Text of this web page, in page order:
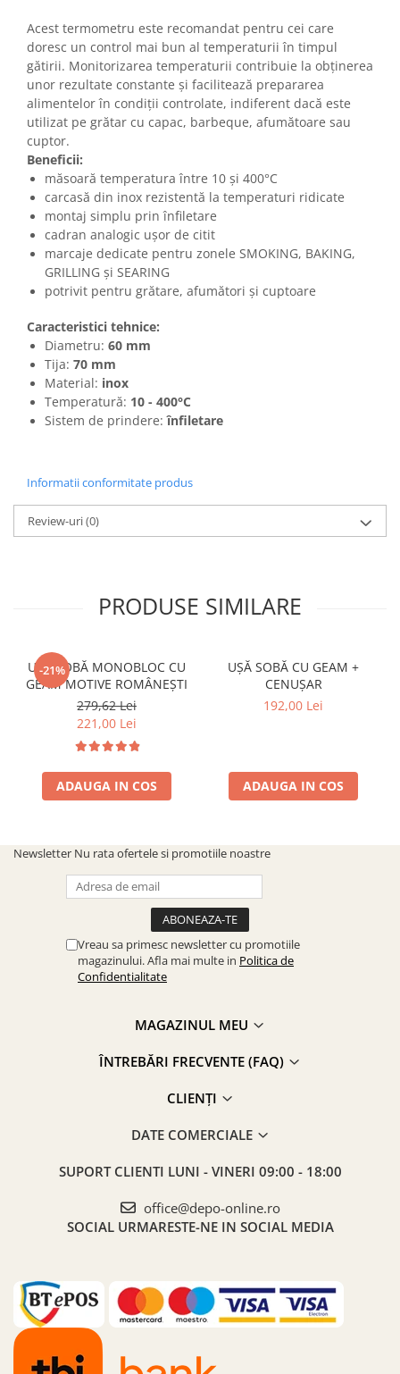
Acest termometru este recomandat pentru cei care
doresc un control mai bun al temperaturii în timpul
gătirii. Monitorizarea temperaturii contribuie la obținerea
unor rezultate constante și facilitează prepararea
alimentelor în condiții controlate, indiferent dacă este
utilizat pe grătar cu capac, barbeque, afumătoare sau
cuptor.
Beneficii:
măsoară temperatura între 10 și 400°C
carcasă din inox rezistentă la temperaturi ridicate
montaj simplu prin înfiletare
cadran analogic ușor de citit
marcaje dedicate pentru zonele SMOKING, BAKING,
GRILLING și SEARING
potrivit pentru grătare, afumători și cuptoare
Caracteristici tehnice:
Diametru: 60 mm
Tija: 70 mm
Material: inox
Temperatură: 10 - 400°C
Sistem de prindere:înfiletare
Informatii conformitate produs
Review-uri(0)
PRODUSE SIMILARE
-21%
UȘĂ SOBĂ MONOBLOC CU
GEAM MOTIVE ROMÂNEȘTI
279,62 Lei
221,00 Lei
ADAUGA IN COS
UȘĂ SOBĂ CU GEAM +
CENUȘAR
192,00 Lei
ADAUGA IN COS
Newsletter Nu rata ofertele si promotiile noastre
Vreau sa primesc newsletter cu promotiile
magazinului. Afla mai multe in Politica de
Confidentialitate
MAGAZINUL MEU
ÎNTREBĂRI FRECVENTE (FAQ)
CLIENȚI
DATE COMERCIALE
SUPORT CLIENTI LUNI - VINERI 09:00 - 18:00
office@depo-online.ro
SOCIAL URMARESTE-NE IN SOCIAL MEDIA